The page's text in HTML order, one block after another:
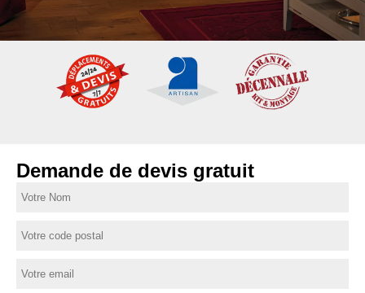
Demande de devis gratuit